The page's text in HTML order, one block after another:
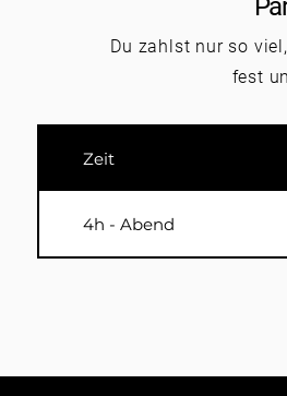
Du zahlst nur so
fest
Zeit
4h - Abend